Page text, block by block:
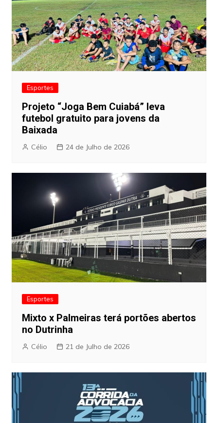
Esportes
Projeto “Joga Bem Cuiabá” leva
futebol gratuito para jovens da
Baixada
Célio 24 de Julho de 2026
Esportes
Mixto x Palmeiras terá portões abertos
no Dutrinha
Célio 21 de Julho de 2026